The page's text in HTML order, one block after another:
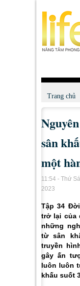
Trang chủ
Xem -
sân
một
11:54 - Thứ
2023
Tập 34
trở lại của
những
từ sân
truyền
gây ấn
luôn luôn
khấu suốt